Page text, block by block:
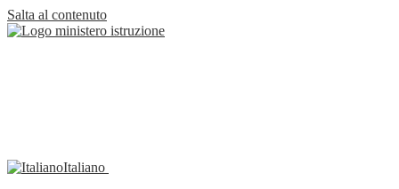
Salta al contenuto
Italiano